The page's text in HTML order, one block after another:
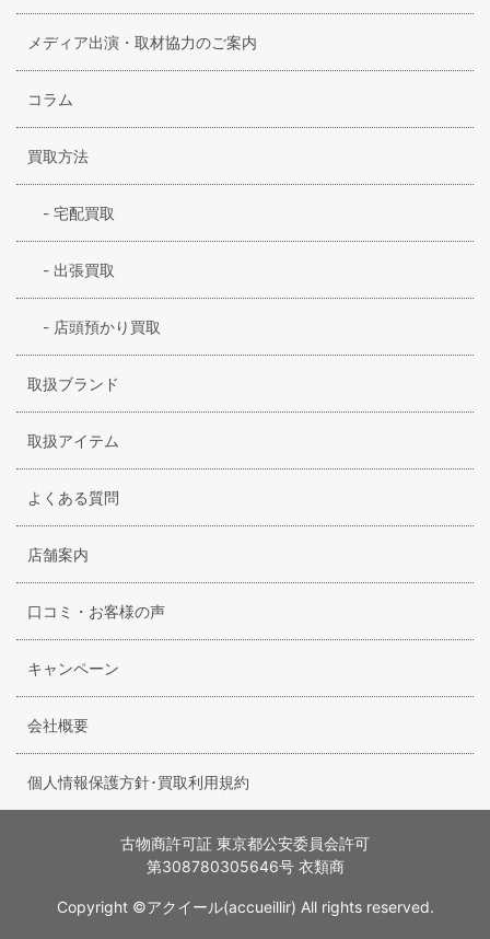
け設計もあり、”JAPAN FIT”とよはれるデザイン展開で、日
本人のスポーツライフを支えています。
メディア出演・取材協力のご案内
コラム
買取方法
- 宅配買取
- 出張買取
- 店頭預かり買取
取扱ブランド
取扱アイテム
よくある質問
店舗案内
口コミ・お客様の声
キャンペーン
会社概要
個人情報保護方針･買取利用規約
古物商許可証 東京都公安委員会許可
第308780305646号 衣類商
Copyright ©アクイール(accueillir) All rights reserved.